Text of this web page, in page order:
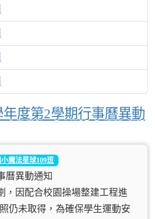
年度第2學期行事曆異動
魔法星球109班
曆異動通知
，因配合校園操場整建工程進
仍未取得，為確保學生運動安